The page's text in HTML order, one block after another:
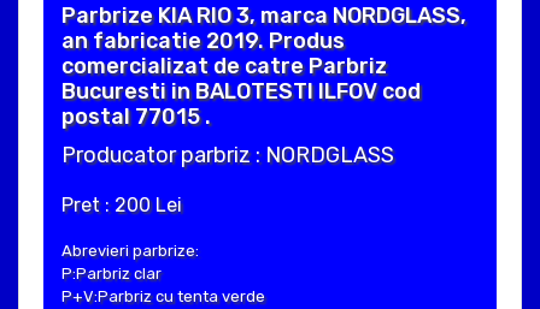
Parbrize KIA RIO 3, marca NORDGLASS,
an fabricatie 2019. Produs
comercializat de catre Parbriz
Bucuresti in BALOTESTI ILFOV cod
postal 77015 .
Producator parbriz : NORDGLASS
Pret : 200 Lei
Abrevieri parbrize:
P:Parbriz clar
P+V:Parbriz cu tenta verde